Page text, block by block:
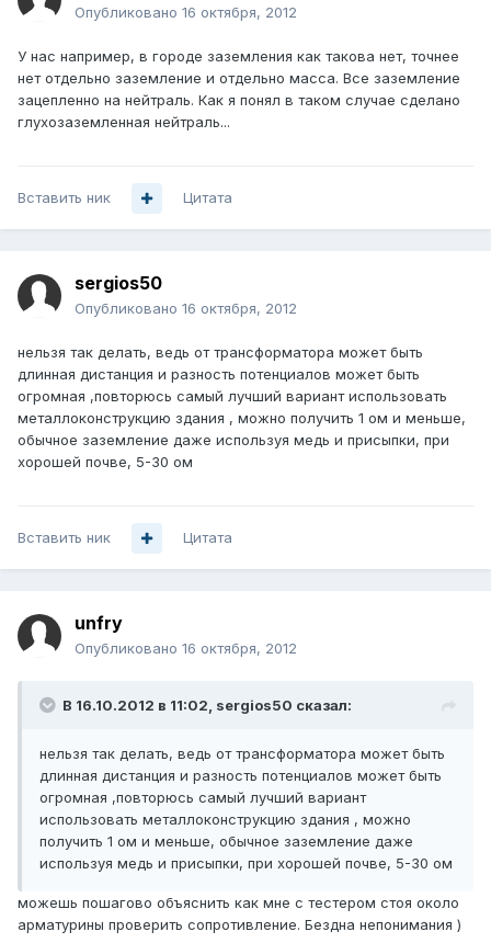
Опубликовано 16 октября, 2012
У нас например, в городе заземления как такова нет, точнее
нет отдельно заземление и отдельно масса. Все заземление
зацепленно на нейтраль. Как я понял в таком случае сделано
глухозаземленная нейтраль...
Вставить ник Цитата
sergios50
Опубликовано 16 октября, 2012
нельзя так делать, ведь от трансформатора может быть
длинная дистанция и разность потенциалов может быть
огромная ,повторюсь самый лучший вариант использовать
металлоконструкцию здания , можно получить 1 ом и меньше,
обычное заземление даже используя медь и присыпки, при
хорошей почве, 5-30 ом
Вставить ник Цитата
unfry
Опубликовано 16 октября, 2012
В 16.10.2012 в 11:02, sergios50 сказал:
нельзя так делать, ведь от трансформатора может быть
длинная дистанция и разность потенциалов может быть
огромная ,повторюсь самый лучший вариант
использовать металлоконструкцию здания , можно
получить 1 ом и меньше, обычное заземление даже
используя медь и присыпки, при хорошей почве, 5-30 ом
можешь пошагово объяснить как мне с тестером стоя около
арматурины проверить сопротивление. Бездна непонимания )